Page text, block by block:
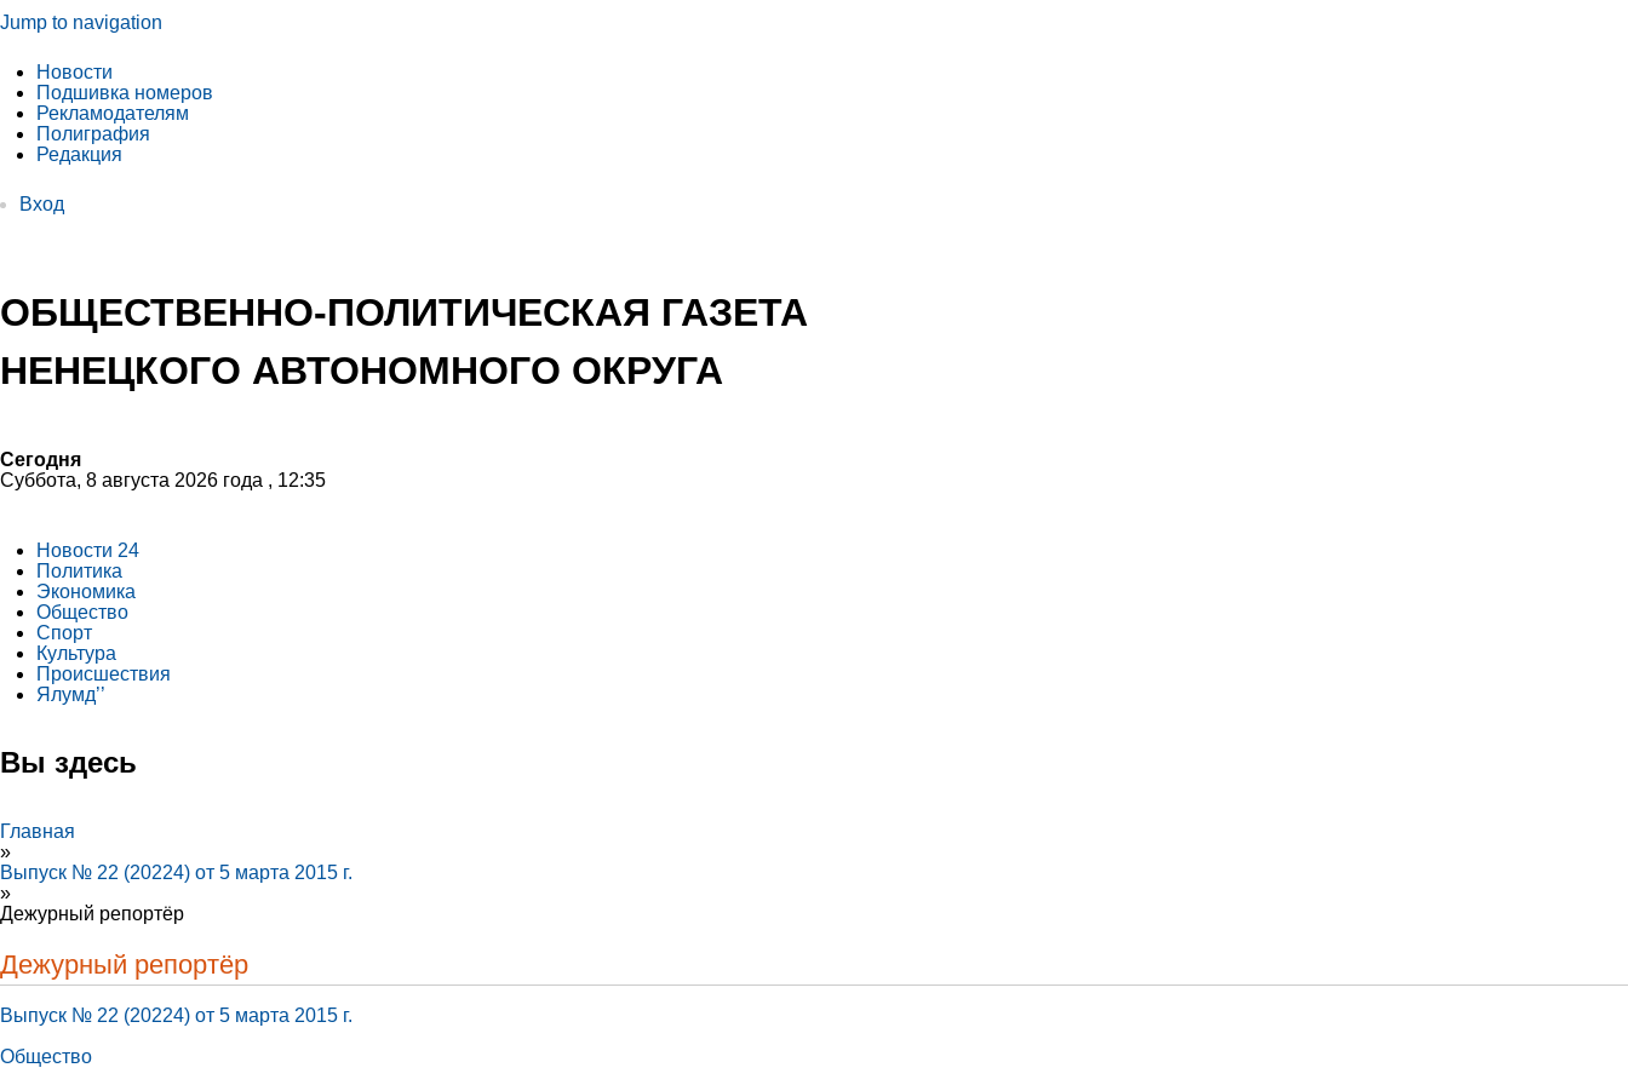
Jump to navigation
Новости
Подшивка номеров
Рекламодателям
Полиграфия
Редакция
Вход
ОБЩЕСТВЕННО-ПОЛИТИЧЕСКАЯ ГАЗЕТА
НЕНЕЦКОГО АВТОНОМНОГО ОКРУГА
Сегодня
Суббота, 8 августа 2026 года , 12:35
Новости 24
Политика
Экономика
Общество
Спорт
Культура
Происшествия
Ялумд’’
Вы здесь
Главная
»
Выпуск № 22 (20224) от 5 марта 2015 г.
»
Дежурный репортёр
Дежурный репортёр
Выпуск № 22 (20224) от 5 марта 2015 г.
Общество